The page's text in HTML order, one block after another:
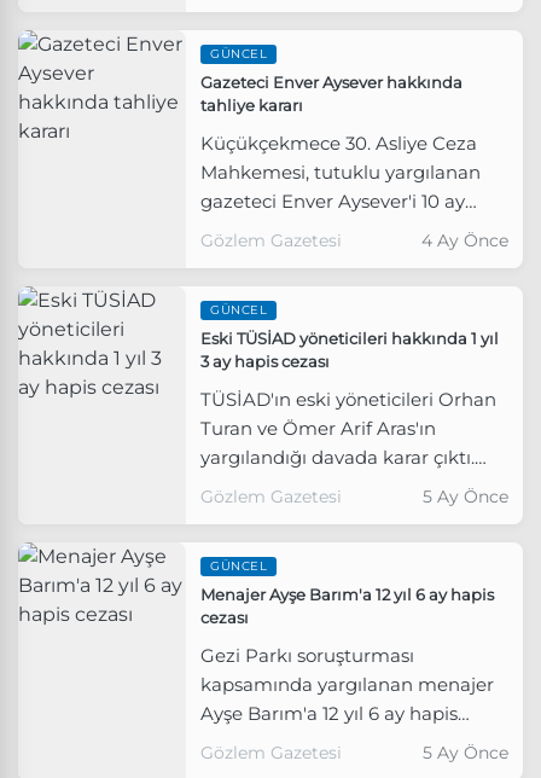
GÜNCEL
Gazeteci Enver Aysever hakkında
tahliye kararı
Küçükçekmece 30. Asliye Ceza
Mahkemesi, tutuklu yargılanan
gazeteci Enver Aysever'i 10 ay
hapis cezasına çarptırdı.
Gözlem Gazetesi 4 Ay Önce
GÜNCEL
Eski TÜSİAD yöneticileri hakkında 1 yıl
3 ay hapis cezası
TÜSİAD'ın eski yöneticileri Orhan
Turan ve Ömer Arif Aras'ın
yargılandığı davada karar çıktı.
Mahkeme, Turan ve Aras'ın 'halkı
cezasına çarptırılmalarına karar
verdi.
Gözlem Gazetesi 5 Ay Önce
GÜNCEL
Menajer Ayşe Barım'a 12 yıl 6 ay hapis
cezası
Gezi Parkı soruşturması
kapsamında yargılanan menajer
Ayşe Barım'a 12 yıl 6 ay hapis
cezası verildi.
Gözlem Gazetesi 5 Ay Önce